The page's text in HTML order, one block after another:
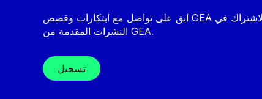
ابق على تواصل مع ابتكارات وقصص GEA من خلال الاشتراك في
النشرات المقدمة من GEA.
تسجيل